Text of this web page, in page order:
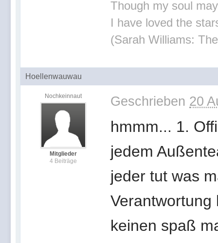
Though my soul
I have loved the
(Sarah Williams:
Hoellenwauwau
Nochkeinnaut
Mitglieder
4 Beiträge
Geschrieben 20
hmmm... 1.
jedem
jeder tut was
keinen spaß